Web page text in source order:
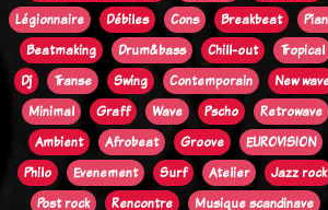
Légionnaire
Débiles Cons Breakbeat
Beatmaking
Drum&bass Chill-out
Tropical
Dj
Transe Swing Contemporain
New
Minimal
Graff Wave Pscho
Retrowave
Ambient
Afrobeat Groove
EUROVISION
Philo
Evenement Surf Atelier
Jazz rock
Post rock
Rencontre
Musique scandinave